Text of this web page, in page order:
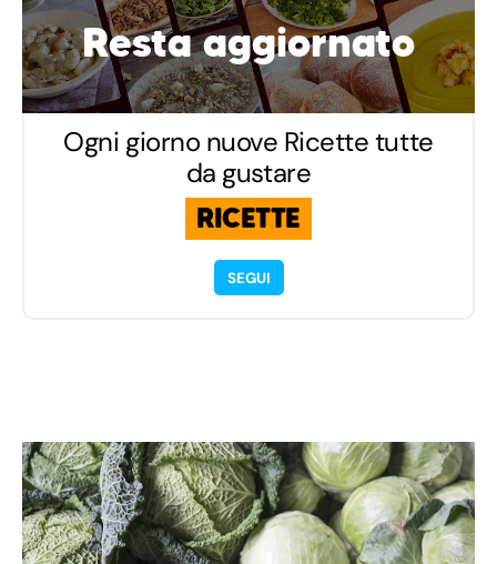
Resta aggiornato
Ogni giorno nuove Ricette tutte
da gustare
RICETTE
SEGUI